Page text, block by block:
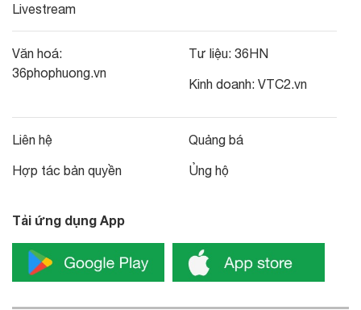
Livestream
Văn hoá:
36phophuong.vn
Tư liệu: 36HN
Kinh doanh: VTC2.vn
Liên hệ
Hợp tác bản quyền
Quảng bá
Ủng hộ
Tải ứng dụng App